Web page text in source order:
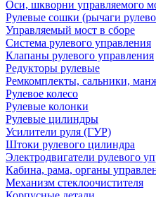
Оси, шкворни управляемого
Рулевые сошки (рычаги
Управляемый мост в сборе
Система рулевого управления
Клапаны рулевого управления
Редукторы рулевые
Ремкомплекты, сальники,
Рулевое колесо
Рулевые колонки
Рулевые цилиндры
Усилители руля (ГУР)
Штоки рулевого цилиндра
Электродвигатели рулевого
Кабина, рама, органы
Механизм стеклоочистителя